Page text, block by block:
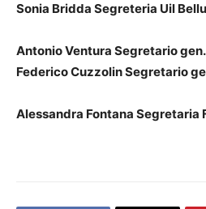
Sonia Bridda Segreteria Uil
Antonio Ventura Segretario
Federico Cuzzolin Segretario
Alessandra Fontana Segretaria